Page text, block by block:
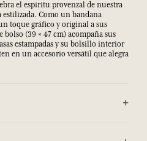
el espíritu provenzal de nuestra
Como un bandana
toque gráfico y original a sus
(39 × 47 cm) acompaña sus
estampadas y su bolsillo interior
en un accesorio versátil que alegra